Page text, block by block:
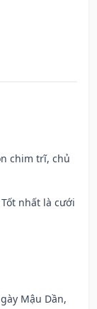
chim trĩ, chủ
nhất là cưới
Mậu Dần,